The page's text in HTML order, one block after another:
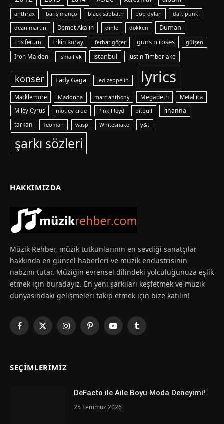
anthrax barış manço black sabbath bob dylan daft punk
dean martin Demet Akalın dinle dokken Duman
Ensiferum Erkin Koray ferhat göçer guns n roses gülşen
Iron Maiden ismail yk istanbul Justin Timberlake
konser Lady Gaga led zeppelin lyrics
Macklemore Madonna marc anthony Megadeth
Metallica
Miley Cyrus
mötley crüe Pink Floyd pitbull rihanna
tarkan Teoman wasp Whitesnake y&t
şarkı sözleri
HAKKIMIZDA
Müzik Rehber, müzik tutkunlarının en sevdiği sanatçılar
hakkında en güncel haberleri ve müzik endüstrisinin
nabzını tutar. Müziğin evrensel dilindeki yolculuğunuza eşlik
etmek için buradayız. En yeni şarkıları keşfetmek ve müzik
dünyasındaki gelişmeleri takip etmek için bize katılın!
Facebook
X
InstagramPinterestYouTubeTumblr
SEÇIMLERIMIZ
DeFacto ile Aile Boyu Moda Deneyimi!
25 Temmuz 2026